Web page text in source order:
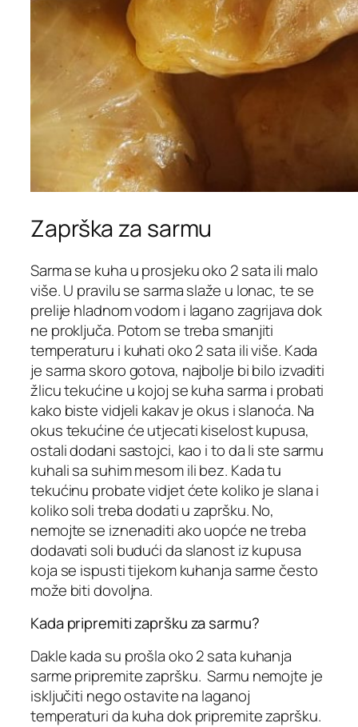
Zaprška za sarmu
Sarma se kuha u prosjeku oko 2 sata ili malo
više. U pravilu se sarma slaže u lonac, te se
prelije hladnom vodom i lagano zagrijava dok
ne proključa. Potom se treba smanjiti
temperaturu i kuhati oko 2 sata ili više. Kada
je sarma skoro gotova, najbolje bi bilo izvaditi
žlicu tekućine u kojoj se kuha sarma i probati
kako biste vidjeli kakav je okus i slanoća. Na
okus tekućine će utjecati kiselost kupusa,
ostali dodani sastojci, kao i to da li ste sarmu
kuhali sa suhim mesom ili bez. Kada tu
tekućinu probate vidjet ćete koliko je slana i
koliko soli treba dodati u zapršku. No,
nemojte se iznenaditi ako uopće ne treba
dodavati soli budući da slanost iz kupusa
koja se ispusti tijekom kuhanja sarme često
može biti dovoljna.
Kada pripremiti zapršku za sarmu?
Dakle kada su prošla oko 2 sata kuhanja
sarme pripremite zapršku. Sarmu nemojte je
isključiti nego ostavite na laganoj
temperaturi da kuha dok pripremite zapršku.